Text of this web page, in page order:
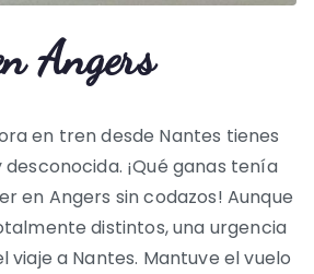
Angers
en tren desde Nantes tienes
¡Qué ganas tenía
en Angers sin codazos! Aunque
distintos, una urgencia
viaje a Nantes. Mantuve el vuelo